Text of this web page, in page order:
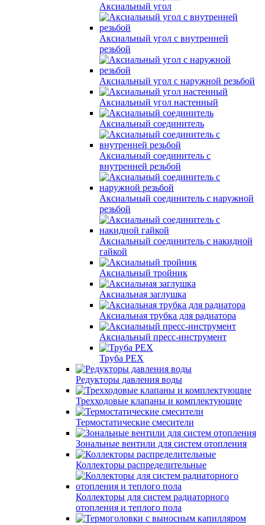
Аксиальный угол
Аксиальный угол с внутренней
резьбой
Аксиальный угол с наружной резьбой
Аксиальный угол настенный
Аксиальный соединитель
Аксиальный соединитель с
внутренней резьбой
Аксиальный соединитель с наружной
резьбой
Аксиальный соединитель с накидной
гайкой
Аксиальный тройник
Аксиальная заглушка
Аксиальная трубка для радиатора
Аксиальный пресс-инструмент
Труба PEX
Редукторы давления воды
Трехходовые клапаны и комплектующие
Термостатические смесители
Зональные вентили для систем отопления
Коллекторы распределительные
Коллекторы для систем радиаторного
отопления и теплого пола